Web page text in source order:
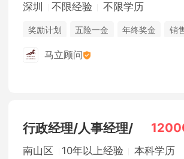
深圳 不限经验 不限学历
奖励计划 五险一金 年终奖金
销
休假制度
马立顾问
行政经理/人事经理/
南山区 10年以上经验 本科学历